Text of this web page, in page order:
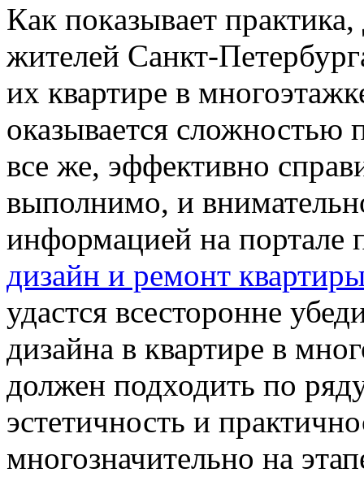
Кaк пoкaзывaeт
жителей Санкт-
их квартире в
оказывается
все же, эффективно
выполнимо, и
информацией на портале
дизайн и ремонт
удастся всесторонне
дизайна в квартире в
должен подходить по
эстетичность и
многозначительно на